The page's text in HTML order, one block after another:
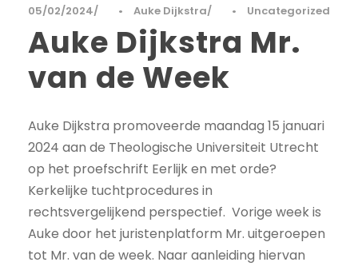
05/02/2024 • Auke Dijkstra • Uncategorized
Auke Dijkstra Mr.
van de Week
Auke Dijkstra promoveerde maandag 15 januari
2024 aan de Theologische Universiteit Utrecht
op het proefschrift Eerlijk en met orde?
Kerkelijke tuchtprocedures in
rechtsvergelijkend perspectief. Vorige week is
Auke door het juristenplatform Mr. uitgeroepen
tot Mr. van de week. Naar aanleiding hiervan